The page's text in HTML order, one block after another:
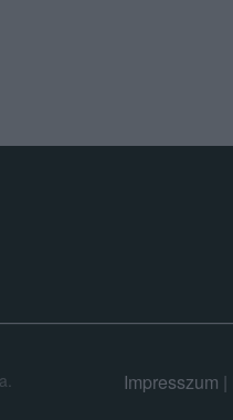
Impresszum |